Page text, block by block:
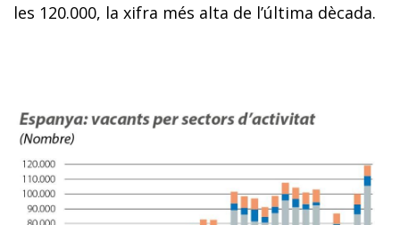
les 120.000, la xifra més alta de l’última dècada.